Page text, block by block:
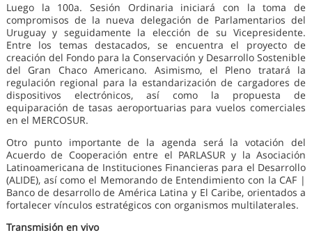
Luego la 100a. Sesión Ordinaria iniciará con la toma de
compromisos de la nueva delegación de Parlamentarios del
Uruguay y seguidamente la elección de su Vicepresidente.
Entre los temas destacados, se encuentra el proyecto de
creación del Fondo para la Conservación y Desarrollo Sostenible
del Gran Chaco Americano. Asimismo, el Pleno tratará la
regulación regional para la estandarización de cargadores de
dispositivos electrónicos, así como la propuesta de
equiparación de tasas aeroportuarias para vuelos comerciales
en el MERCOSUR.
Otro punto importante de la agenda será la votación del
Acuerdo de Cooperación entre el PARLASUR y la Asociación
Latinoamericana de Instituciones Financieras para el Desarrollo
(ALIDE), así como el Memorando de Entendimiento con la CAF |
Banco de desarrollo de América Latina y El Caribe, orientados a
fortalecer vínculos estratégicos con organismos multilaterales.
Transmisión en vivo